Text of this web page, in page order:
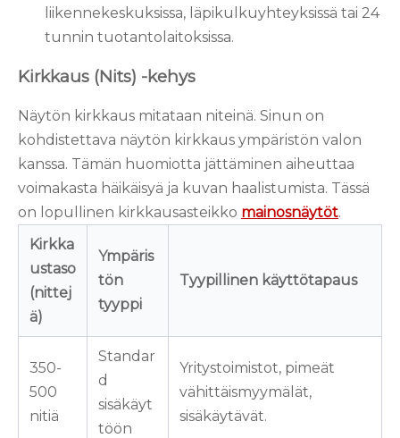
liikennekeskuksissa, läpikulkuyhteyksissä tai 24
tunnin tuotantolaitoksissa.
Kirkkaus (Nits) -kehys
Näytön kirkkaus mitataan niteinä. Sinun on
kohdistettava näytön kirkkaus ympäristön valon
kanssa. Tämän huomiotta jättäminen aiheuttaa
voimakasta häikäisyä ja kuvan haalistumista. Tässä
on lopullinen kirkkausasteikko mainosnäytöt.
Kirkka
ustaso
(nittej
ä)
Ympäris
tön
tyyppi
Tyypillinen käyttötapaus
350-
500
nitiä
Standar
d
sisäkäyt
töön
Yritystoimistot, pimeät
vähittäismyymälät,
sisäkäytävät.